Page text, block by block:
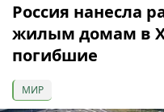
Россия нанесла
жилым домам в
погибшие
МИР